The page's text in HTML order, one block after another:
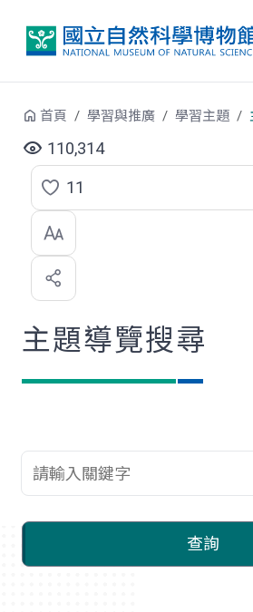
首頁 學習與推廣 學習主題
110,314
點
選
喜
歡
11
主題導覽搜尋
查詢關鍵字
查詢